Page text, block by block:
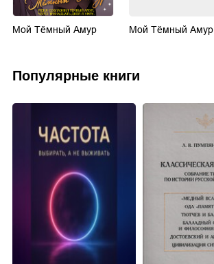
Мой Тёмный Амур Мой Тёмный Амур
Популярные книги